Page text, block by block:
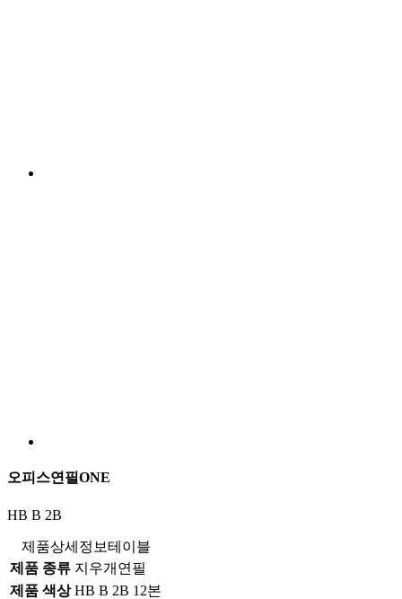
오피스연필ONE
HB B 2B
제품상세정보테이블
제품 종류 지우개연필
제품 색상 HB B 2B 12본